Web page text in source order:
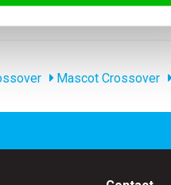
Mascot Crossover